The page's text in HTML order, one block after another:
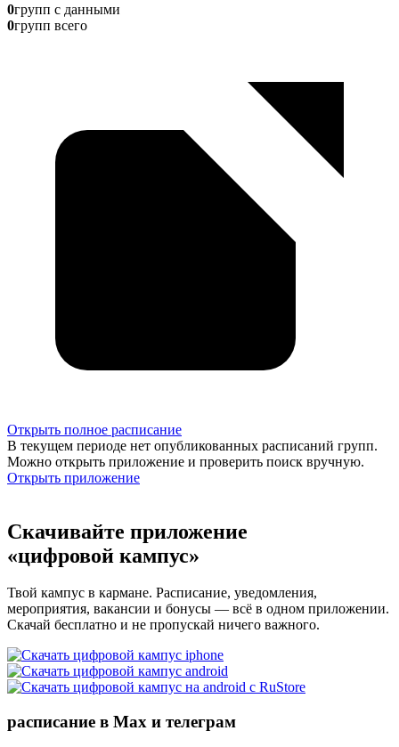
0групп с данными
0групп всего
Открыть полное расписание
В текущем периоде нет опубликованных расписаний групп.
Можно открыть приложение и проверить поиск вручную.
Открыть приложение
Скачивайте приложение
«цифровой кампус»
Твой кампус в кармане. Расписание, уведомления,
мероприятия, вакансии и бонусы — всё в одном приложении.
Скачай бесплатно и не пропускай ничего важного.
расписание в Max и телеграм